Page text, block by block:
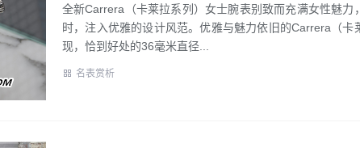
全新Carrera（卡莱拉系列）女士腕表别致而充满女性魅力
时，注入优雅的设计风范。优雅与魅力依旧的Carrera（
现，恰到好处的36毫米直径...
名表赏析